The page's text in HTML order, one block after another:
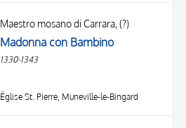
Maestro mosano di Carrara, (?)
Madonna con Bambino
1330-1343
Église St. Pierre, Muneville-le-Bingard